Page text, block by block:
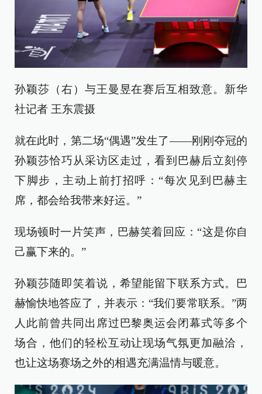
孙颖莎（右）与王曼昱在赛后互相致意。新华
社记者 王东震摄
就在此时，第二场“偶遇”发生了——刚刚夺冠的
孙颖莎恰巧从采访区走过，看到巴赫后立刻停
下脚步，主动上前打招呼：“每次见到巴赫主
席，都会给我带来好运。”
现场顿时一片笑声，巴赫笑着回应：“这是你自
己赢下来的。”
孙颖莎随即笑着说，希望能留下联系方式。巴
赫愉快地答应了，并表示：“我们要常联系。”两
人此前曾共同出席过巴黎奥运会闭幕式等多个
场合，他们的轻松互动让现场气氛更加融洽，
也让这场赛场之外的相遇充满温情与暖意。